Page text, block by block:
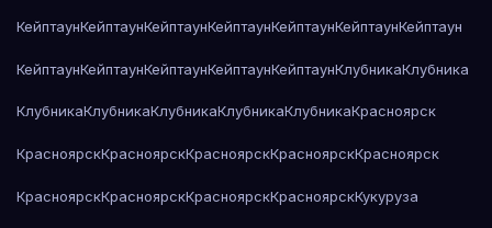
КейптаунКейптаунКейптаунКейптаунКейптаунКейптаунКейптаун
КейптаунКейптаунКейптаунКейптаунКейптаунКлубникаКлубника
КлубникаКлубникаКлубникаКлубникаКлубникаКрасноярск
КрасноярскКрасноярскКрасноярскКрасноярскКрасноярск
КрасноярскКрасноярскКрасноярскКрасноярскКукуруза